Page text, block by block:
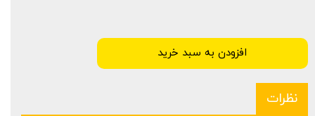
افزودن به سبد خرید
نظرات